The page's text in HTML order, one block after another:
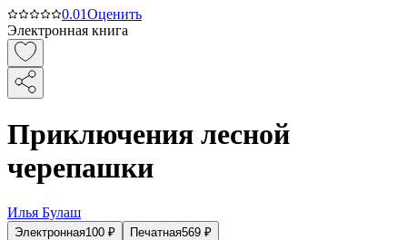
0.01Оценить
Электронная книга
Приключения лесной
черепашки
Илья Булаш
Электронная100 ₽ Печатная569 ₽